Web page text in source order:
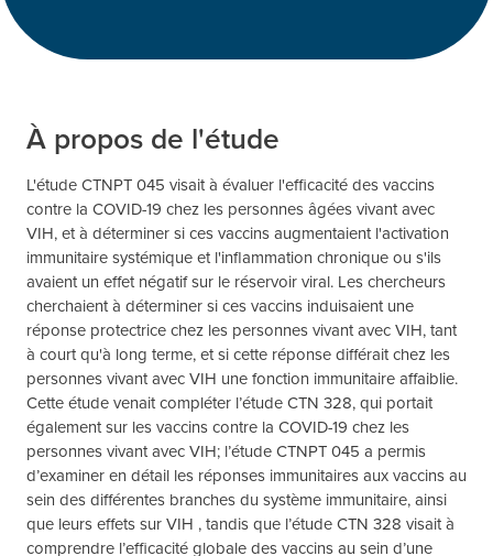
À propos de l'étude
L'étude CTNPT 045 visait à évaluer l'efficacité des vaccins
contre la COVID-19 chez les personnes âgées vivant avec
VIH, et à déterminer si ces vaccins augmentaient l'activation
immunitaire systémique et l'inflammation chronique ou s'ils
avaient un effet négatif sur le réservoir viral. Les chercheurs
cherchaient à déterminer si ces vaccins induisaient une
réponse protectrice chez les personnes vivant avec VIH, tant
à court qu'à long terme, et si cette réponse différait chez les
personnes vivant avec VIH une fonction immunitaire affaiblie.
Cette étude venait compléter l’étude CTN 328, qui portait
également sur les vaccins contre la COVID-19 chez les
personnes vivant avec VIH; l’étude CTNPT 045 a permis
d’examiner en détail les réponses immunitaires aux vaccins au
sein des différentes branches du système immunitaire, ainsi
que leurs effets sur VIH , tandis que l’étude CTN 328 visait à
comprendre l’efficacité globale des vaccins au sein d’une